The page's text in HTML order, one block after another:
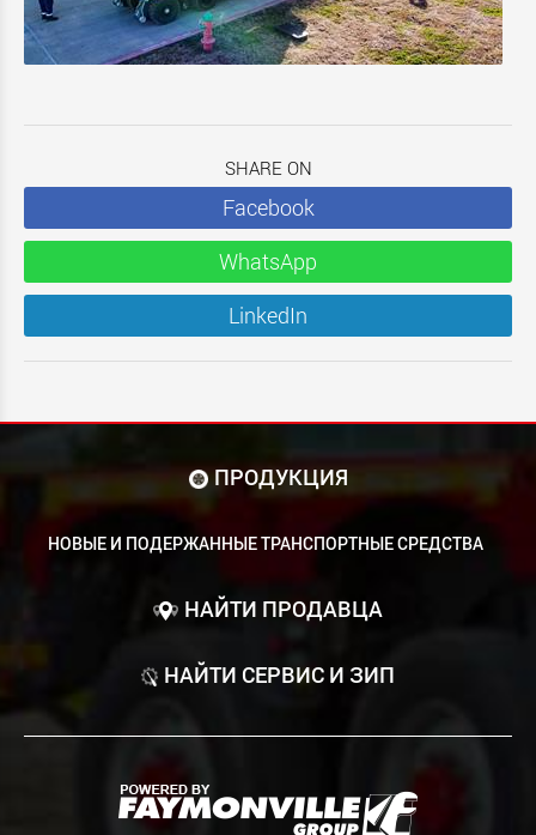
SHARE ON
Facebook
WhatsApp
LinkedIn
ПРОДУКЦИЯ
НОВЫЕ И ПОДЕРЖАННЫЕ ТРАНСПОРТНЫЕ СРЕДСТВА
НАЙТИ ПРОДАВЦА
НАЙТИ СЕРВИС И ЗИП